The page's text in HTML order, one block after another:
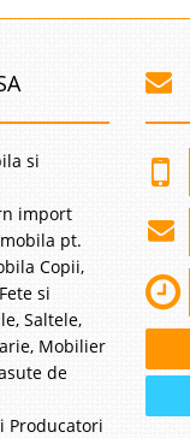
si
import
pt.
Copii,
si
Saltele,
Mobilier
de
Producatori